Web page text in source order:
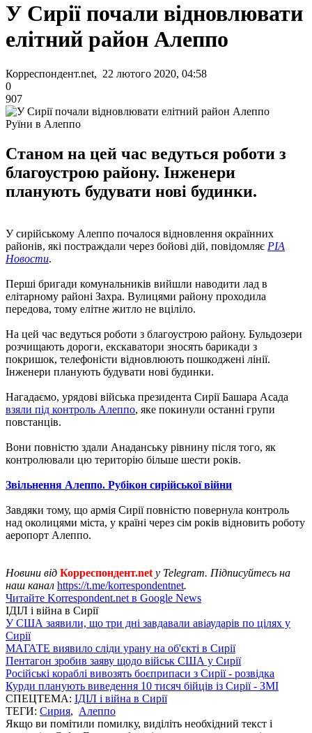
У Сирії почали відновлювати
елітний район Алеппо
Корреспондент.net, 22 лютого 2020, 04:58
0
907
Руїни в Алеппо
Станом на цей час ведуться роботи з
благоустрою району. Інженери
планують будувати нові будинки.
У сирійському Алеппо почалося відновлення окраїнних
районів, які постраждали через бойові дій, повідомляє РІА
Новости.
Перші бригади комунальників вийшли наводити лад в
елітарному районі Захра. Вулицями району проходила
передова, тому елітне житло не вціліло.
На цей час ведуться роботи з благоустрою району. Бульдозери
розчищають дороги, екскаватори зносять барикади з
покришок, телефоністи відновлюють пошкоджені лінії.
Інженери планують будувати нові будинки.
Нагадаємо, урядові війська президента Сирії Башара Асада
взяли під контроль Алеппо, яке покинули останні групи
повстанців.
Вони повністю здали Анаданську рівнину після того, як
контролювали цю територію більше шести років.
Звільнення Алеппо. Рубікон сирійської війни
Завдяки тому, що армія Сирії повністю повернула контроль
над околицями міста, у країні через сім років відновить роботу
аеропорт Алеппо.
Новини від Корреспондент.net у Telegram. Підписуйтесь на
наш канал https://t.me/korrespondentnet.
Читайте Korrespondent.net в Google News
ІДІЛ і війна в Сирії
У США заявили, що три дні завдавали авіаударів по цілях у
Сирії
МАГАТЕ виявило сліди урану на об'єкті в Сирії
Пентагон зробив заяву щодо військ США у Сирії
Російські кораблі вивозять боєприпаси з Сирії - розвідка
Курди планують виведення 10 тисяч бійців із Сирії - ЗМІ
СПЕЦТЕМА: ІДІЛ і війна в Сирії
ТЕГИ: Сирия, Алеппо
Якщо ви помітили помилку, виділіть необхідний текст і